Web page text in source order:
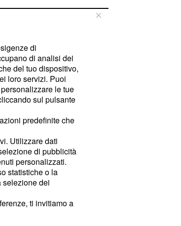
di
di analisi dei
del tuo dispositivo,
loro servizi. Puoi
le tue
sul pulsante
predefinite che
Utilizzare dati
di pubblicità
personalizzati.
statistiche o la
selezione dei
ti invitiamo a